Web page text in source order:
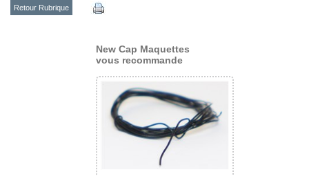
Retour Rubrique
New Cap Maquettes
vous recommande